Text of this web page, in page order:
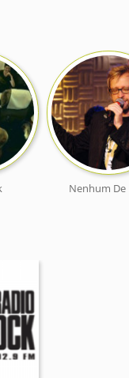
Nenhum De